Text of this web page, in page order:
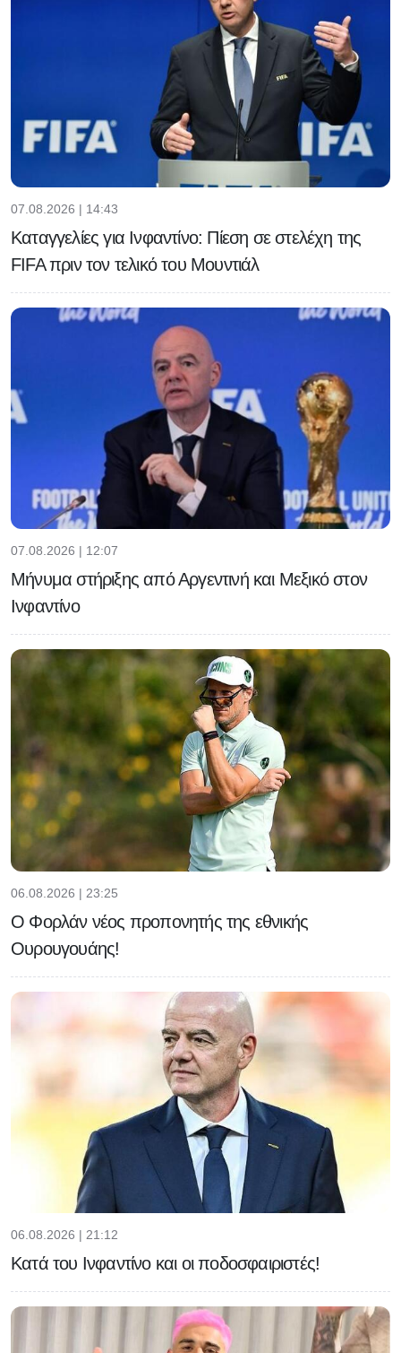
07.08.2026 | 14:43
Καταγγελίες για Ινφαντίνο: Πίεση σε στελέχη της
FIFA πριν τον τελικό του Μουντιάλ
07.08.2026 | 12:07
Μήνυμα στήριξης από Αργεντινή και Μεξικό στον
Ινφαντίνο
06.08.2026 | 23:25
Ο Φορλάν νέος προπονητής της εθνικής
Ουρουγουάης!
06.08.2026 | 21:12
Κατά του Ινφαντίνο και οι ποδοσφαιριστές!